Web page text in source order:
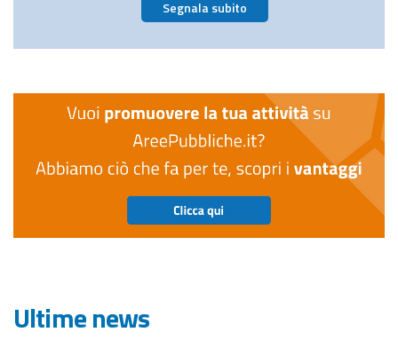
Segnala subito
Ultime news